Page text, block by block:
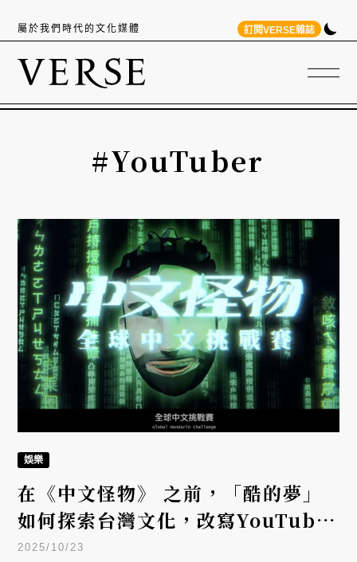
屬於我們時代的文化媒體 訂閱VERSE雜誌
#YouTuber
娛樂
在《中文怪物》 之前，「酷的夢」
如何探索台灣文化，改寫YouTube
網路節目？
2025/10/23